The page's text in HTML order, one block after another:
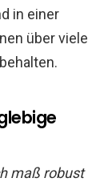
in einer
über viele
maß robust